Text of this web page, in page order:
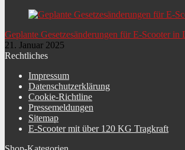
Geplante Gesetzesänderungen für E-Scooter in
21. Januar 2025
Rechtliches
Impressum
Datenschutzerklärung
Cookie-Richtline
Pressemeldungen
Sitemap
E-Scooter mit über 120 KG Tragkraft